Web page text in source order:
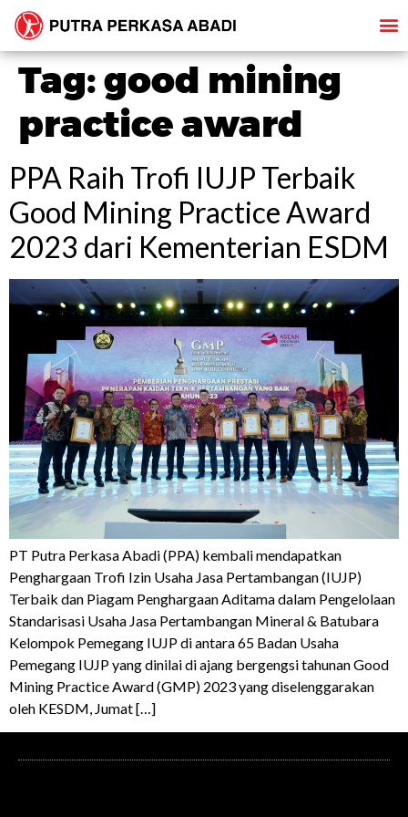
Tag:good mining
practice award
PPA Raih Trofi IUJP Terbaik
Good Mining Practice Award
2023 dari Kementerian ESDM
PT Putra Perkasa Abadi (PPA) kembali mendapatkan
Penghargaan Trofi Izin Usaha Jasa Pertambangan (IUJP)
Terbaik dan Piagam Penghargaan Aditama dalam Pengelolaan
Standarisasi Usaha Jasa Pertambangan Mineral & Batubara
Kelompok Pemegang IUJP di antara 65 Badan Usaha
Pemegang IUJP yang dinilai di ajang bergengsi tahunan Good
Mining Practice Award (GMP) 2023 yang diselenggarakan
oleh KESDM, Jumat […]